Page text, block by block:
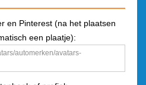
en Pinterest (na het plaatsen
een plaatje):